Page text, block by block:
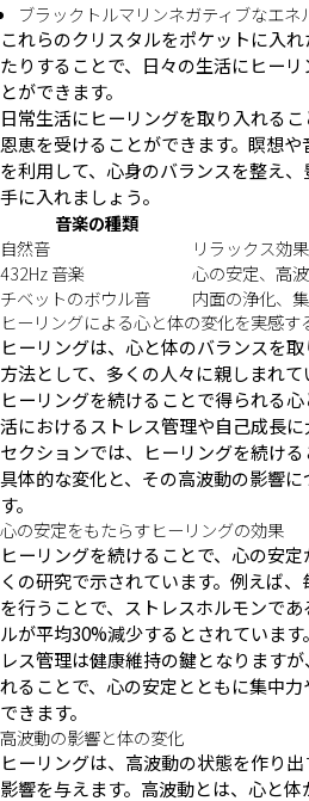
ブラックトルマリンネガティブなエネ
これらのクリスタルをポケットに入
たりすることで、日々の生活にヒー
とができます。
日常生活にヒーリングを取り入れる
恩恵を受けることができます。瞑想
を利用して、心身のバランスを整え
手に入れましょう。
音楽の種類
自然音
リラックス効
432Hz 音楽
心の安定、高
チベットのボウル音
内面の浄化、
ヒーリングによる心と体の変化を実感す
ヒーリングは、心と体のバランスを
方法として、多くの人々に親しまれ
ヒーリングを続けることで得られる
活におけるストレス管理や自己成長
セクションでは、ヒーリングを続け
具体的な変化と、その高波動の影響
す。
心の安定をもたらすヒーリングの効果
ヒーリングを続けることで、心の安
くの研究で示されています。例えば
を行うことで、ストレスホルモンで
ルが平均30%減少するとされています
レス管理は健康維持の鍵となります
れることで、心の安定とともに集中
できます。
高波動の影響と体の変化
ヒーリングは、高波動の状態を作り
影響を与えます。高波動とは、心と